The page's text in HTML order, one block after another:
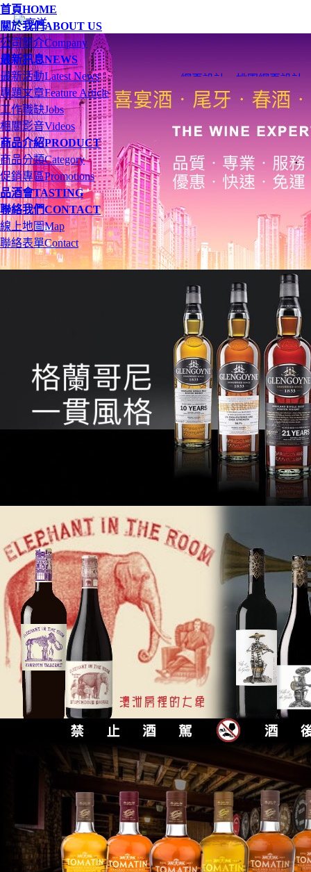
首頁HOME
關於我們ABOUT US
公司簡介Company
最新訊息NEWS
最新活動Latest News
專題文章Feature Article
工作職缺Jobs
相關影音Videos
商品介紹PRODUCT
商品分類Category
促銷專區Promotions
品酒會TASTING
聯絡我們CONTACT
線上地圖Map
聯絡表單Contact
網頁設計 桃園網頁設計